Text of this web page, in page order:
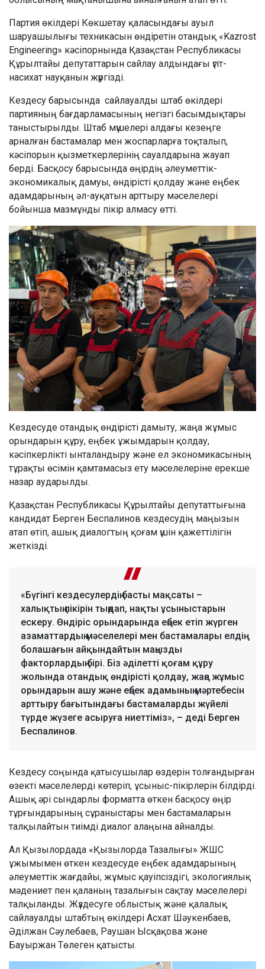
Партия өкілдері Көкшетау қаласындағы ауыл
шаруашылығы техникасын өндіретін отандық «Kazrost
Engineering» кәсіпорнында Қазақстан Республикасы
Құрылтайы депутаттарын сайлау алдындағы үгіт-
насихат науқанын жүргізді.
Кездесу барысында сайлауалды штаб өкілдері
партияның бағдарламасының негізгі басымдықтары
таныстырылды. Штаб мүшелері алдағы кезеңге
арналған бастамалар мен жоспарларға тоқталып,
кәсіпорын қызметкерлерінің сауалдарына жауап
берді. Басқосу барысында өңірдің әлеуметтік-
экономикалық дамуы, өндірісті қолдау және еңбек
адамдарының әл-ауқатын арттыру мәселелері
бойынша мазмұнды пікір алмасу өтті.
Кездесуде отандық өндірісті дамыту, жаңа жұмыс
орындарын құру, еңбек ұжымдарын қолдау,
кәсіпкерлікті ынталандыру және ел экономикасының
тұрақты өсімін қамтамасыз ету мәселелеріне ерекше
назар аударылды.
Қазақстан Республикасы Құрылтайы депутаттығына
кандидат Берген Беспалинов кездесудің маңызын
атап өтіп, ашық диалогтың қоғам үшін қажеттілігін
жеткізді.
«Бүгінгі кездесулердің басты мақсаты –
халықтың пікірін тыңдап, нақты ұсыныстарын
ескеру. Өндіріс орындарында еңбек етіп жүрген
азаматтардың мәселелері мен бастамалары елдің
болашағын айқындайтын маңызды
факторлардың бірі. Біз әділетті қоғам құру
жолында отандық өндірісті қолдау, жаңа жұмыс
орындарын ашу және еңбек адамының мәртебесін
арттыру бағытындағы бастамаларды жүйелі
түрде жүзеге асыруға ниеттіміз», – деді Берген
Беспалинов.
Кездесу соңында қатысушылар өздерін толғандырған
өзекті мәселелерді көтеріп, ұсыныс-пікірлерін білдірді.
Ашық әрі сындарлы форматта өткен басқосу өңір
тұрғындарының сұраныстары мен бастамаларын
талқылайтын тиімді диалог алаңына айналды.
Ал Қызылордада «Қызылорда Тазалығы» ЖШС
ұжымымен өткен кездесуде еңбек адамдарының
әлеуметтік жағдайы, жұмыс қауіпсіздігі, экологиялық
мәдениет пен қаланың тазалығын сақтау мәселелері
талқыланды. Жүздесуге облыстық және қалалық
сайлауалды штабтың өкілдері Асхат Шәукенбаев,
Әділжан Сәулебаев, Раушан Ысқақова және
Бауыржан Төлеген қатысты.